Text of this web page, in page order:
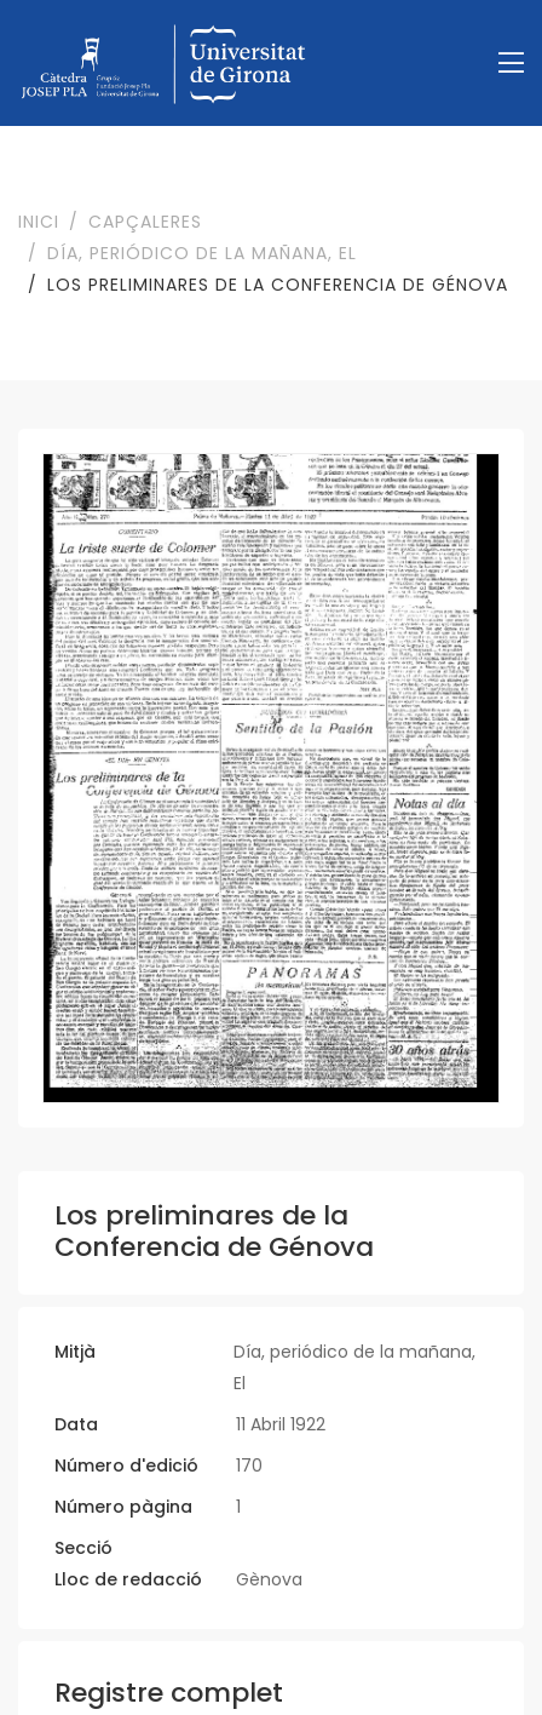
INICI
CAPÇALERES
DÍA, PERIÓDICO DE LA MAÑANA, EL
LOS PRELIMINARES DE LA CONFERENCIA DE GÉNOVA
Los preliminares de la
Conferencia de Génova
Mitjà
Día, periódico de la mañana,
El
Data
11 Abril 1922
Número d'edició
170
Número pàgina
1
Secció
Lloc de redacció
Gènova
Registre complet